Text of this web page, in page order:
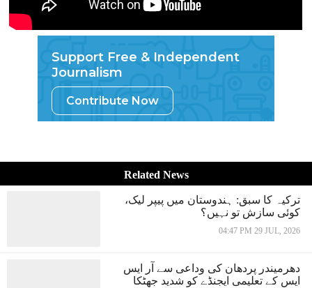
Support Free & Independent
Journalism
Contribute Now
Related News
ترکیہ کا سبق: ہندوستان میں پیپر لیک،
کوئی سازش تو نہیں؟
04:47 PM 29 JUL, 2026
دھرمیندر پردھان کی وداعی سے آر ایس
ایس کے تعلیمی ایجنڈے کو شدید جھٹکا